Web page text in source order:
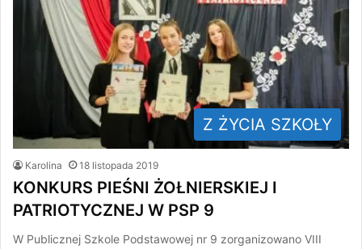
Z ŻYCIA SZKOŁY
Karolina 18 listopada 2019
KONKURS PIEŚNI ŻOŁNIERSKIEJ I
PATRIOTYCZNEJ W PSP 9
W Publicznej Szkole Podstawowej nr 9 zorganizowano VIII